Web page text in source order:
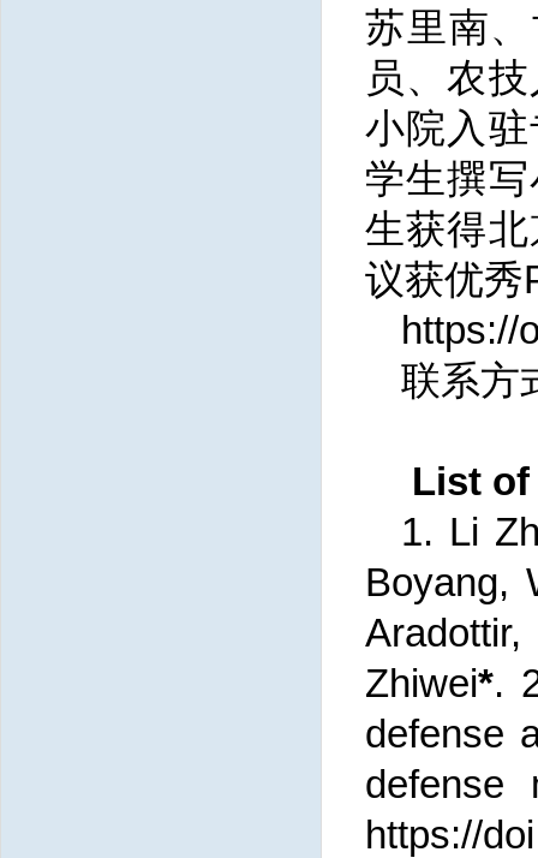
苏里南
员、农
小院入
学生撰
生获得
议获优秀
https://
联系方
List
1. Li
Boyang,
Zhiwei*.
defense
defense
https://